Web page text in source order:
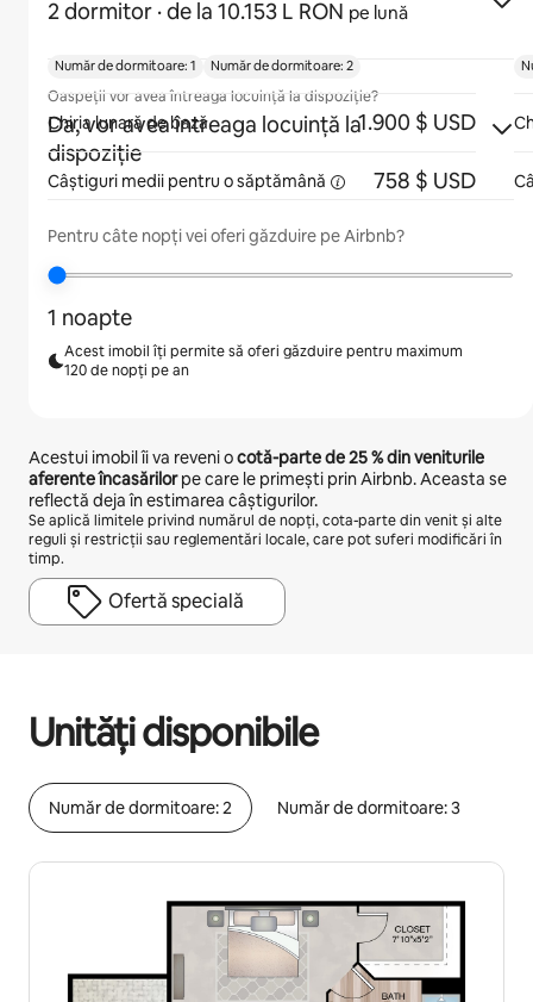
2 dormitor · de la 10.153 L RON pe lună
Oaspeții vor avea întreaga locuință la dispoziție?
Da, vor avea întreaga locuință la
dispoziție
Pentru câte nopți vei oferi găzduire pe Airbnb?
1 noapte
Acest imobil îți permite să oferi găzduire pentru maximum
120 de nopți pe an
Acestui imobil îi va reveni ocotă-parte de25 %din veniturile
aferente încasărilorpe care le primești prin Airbnb. Aceasta se
reflectă deja în estimarea câștigurilor.
Se aplică limitele privind numărul de nopți, cota-parte din venit și alte
reguli și restricții sau reglementări locale, care pot suferi modificări în
timp.
Ofertă specială
Unități disponibile
Număr de dormitoare: 2 Număr de dormitoare: 3
Număr de dormitoare: 1 Număr de dormitoare: 2
Chiria lunară de bază 1.900 $ USD
Câștiguri medii pentru o săptămână 758 $ USD